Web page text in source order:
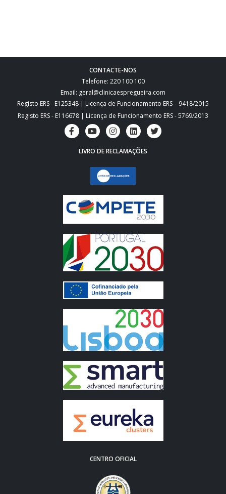
CONTACTE-NOS
Telefone: 220 100 100
Email: geral@clinicaespregueira.com
Registo ERS - E125348 | Licença de Funcionamento ERS – 9418/2015
Registo ERS - E116678 | Licença de Funcionamento ERS - 5769/2013
LIVRO DE RECLAMAÇÕES
CENTRO OFICIAL